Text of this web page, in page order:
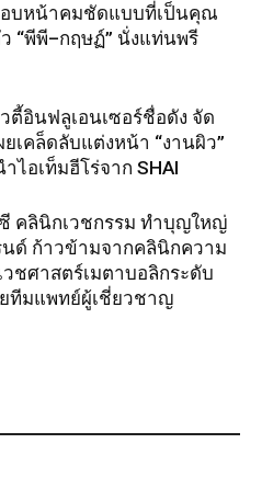
อบหน้าคมชัดแบบที่เป็นคุณ
“พีพี–กฤษฏ์” นั่งแท่นพรี
ตี้อินฟลูเอนเซอร์ชื่อดัง จัด
ยเคล็ดลับแต่งหน้า “งานผิว”
ไอเท็มฮีโร่จาก SHAI
ซี คลินิกเวชกรรม ทำบุญใหญ่
ด์ ก้าวข้ามจากคลินิกความ
วชศาสตร์เมตาบอลิกระดับ
ทีมแพทย์ผู้เชี่ยวชาญ